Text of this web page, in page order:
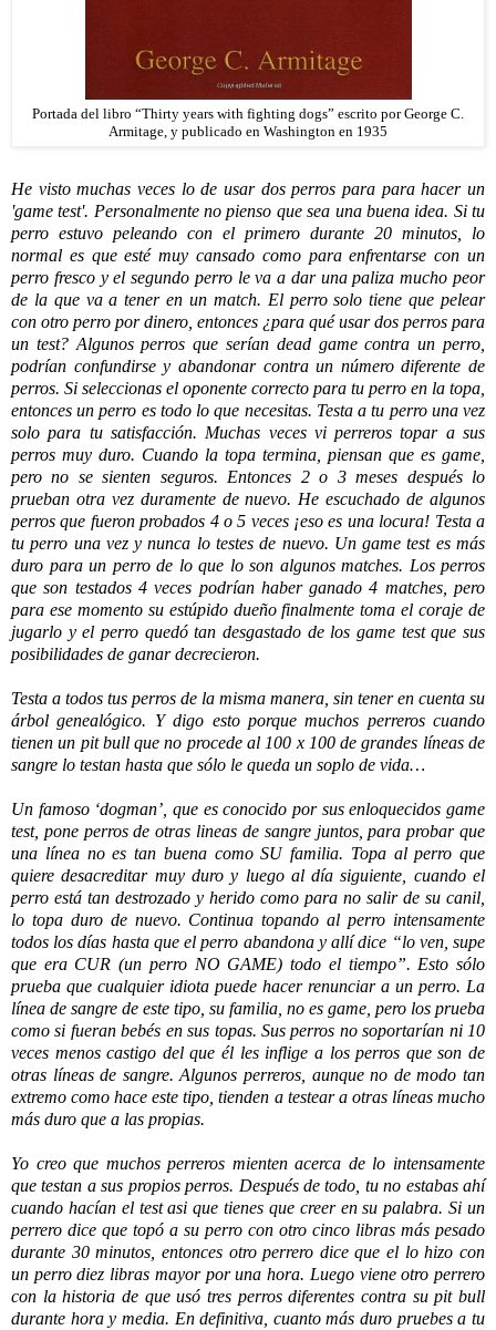
Portada del libro “Thirty years with fighting dogs” escrito por George C.
Armitage, y publicado en Washington en 1935
He visto muchas veces lo de usar dos perros para para hacer un
'game test'. Personalmente no pienso que sea una buena idea. Si tu
perro estuvo peleando con el primero durante 20 minutos, lo
normal es que esté muy cansado como para enfrentarse con un
perro fresco y el segundo perro le va a dar una paliza mucho peor
de la que va a tener en un match. El perro solo tiene que pelear
con otro perro por dinero, entonces ¿para qué usar dos perros para
un test? Algunos perros que serían dead game contra un perro,
podrían confundirse y abandonar contra un número diferente de
perros. Si seleccionas el oponente correcto para tu perro en la topa,
entonces un perro es todo lo que necesitas. Testa a tu perro una vez
solo para tu satisfacción. Muchas veces vi perreros topar a sus
perros muy duro. Cuando la topa termina, piensan que es game,
pero no se sienten seguros. Entonces 2 o 3 meses después lo
prueban otra vez duramente de nuevo. He escuchado de algunos
perros que fueron probados 4 o 5 veces ¡eso es una locura! Testa a
tu perro una vez y nunca lo testes de nuevo. Un game test es más
duro para un perro de lo que lo son algunos matches. Los perros
que son testados 4 veces podrían haber ganado 4 matches, pero
para ese momento su estúpido dueño finalmente toma el coraje de
jugarlo y el perro quedó tan desgastado de los game test que sus
posibilidades de ganar decrecieron.
Testa a todos tus perros de la misma manera, sin tener en cuenta su
árbol genealógico. Y digo esto porque muchos perreros cuando
tienen un pit bull que no procede al 100 x 100 de grandes líneas de
sangre lo testan hasta que sólo le queda un soplo de vida…
Un famoso ‘dogman’, que es conocido por sus enloquecidos game
test, pone perros de otras lineas de sangre juntos, para probar que
una línea no es tan buena como SU familia. Topa al perro que
quiere desacreditar muy duro y luego al día siguiente, cuando el
perro está tan destrozado y herido como para no salir de su canil,
lo topa duro de nuevo. Continua topando al perro intensamente
todos los días hasta que el perro abandona y allí dice “lo ven, supe
que era CUR (un perro NO GAME) todo el tiempo”. Esto sólo
prueba que cualquier idiota puede hacer renunciar a un perro. La
línea de sangre de este tipo, su familia, no es game, pero los prueba
como si fueran bebés en sus topas. Sus perros no soportarían ni 10
veces menos castigo del que él les inflige a los perros que son de
otras líneas de sangre. Algunos perreros, aunque no de modo tan
extremo como hace este tipo, tienden a testear a otras líneas mucho
más duro que a las propias.
Yo creo que muchos perreros mienten acerca de lo intensamente
que testan a sus propios perros. Después de todo, tu no estabas ahí
cuando hacían el test asi que tienes que creer en su palabra. Si un
perrero dice que topó a su perro con otro cinco libras más pesado
durante 30 minutos, entonces otro perrero dice que el lo hizo con
un perro diez libras mayor por una hora. Luego viene otro perrero
con la historia de que usó tres perros diferentes contra su pit bull
durante hora y media. En definitiva, cuanto más duro pruebes a tu